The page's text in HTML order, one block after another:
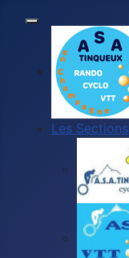
Les Sections